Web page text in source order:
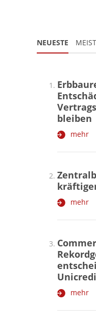
NEUESTE
bleiben
mehr
mehr
mehr